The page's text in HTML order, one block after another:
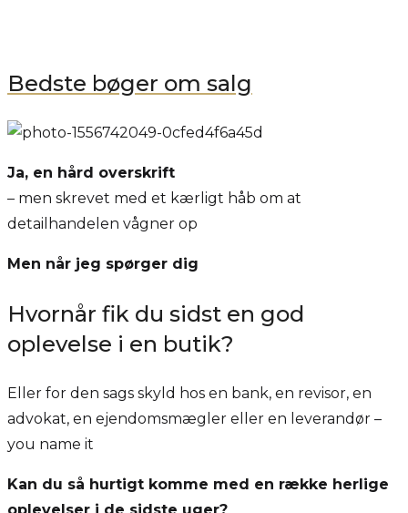
Bedste bøger om salg
Ja, en hård overskrift
– men skrevet med et kærligt håb om at
detailhandelen vågner op
Men når jeg spørger dig
Hvornår fik du sidst en god
oplevelse i en butik?
Eller for den sags skyld hos en bank, en revisor, en
advokat, en ejendomsmægler eller en leverandør –
you name it
Kan du så hurtigt komme med en række herlige
oplevelser i de sidste uger?